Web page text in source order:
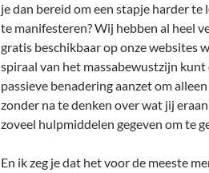
je dan bereid om een stapje harder
te manifesteren? Wij hebben al heel
gratis beschikbaar op onze websites
spiraal van het massabewustzijn
passieve benadering aanzet om
zonder na te denken over wat jij
zoveel hulpmiddelen gegeven om te
En ik zeg je dat het voor de meeste